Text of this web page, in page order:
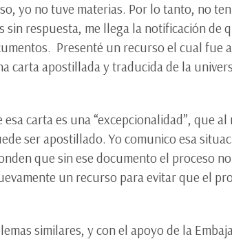
yo no tuve materias. Por lo tanto, no
sin respuesta, me llega la notificación de
Presenté un recurso el cual fue
carta apostillada y traducida de la
carta es una “excepcionalidad”, que
ser apostillado. Yo comunico esa
que sin ese documento el proceso
un recurso para evitar que el
similares, y con el apoyo de la